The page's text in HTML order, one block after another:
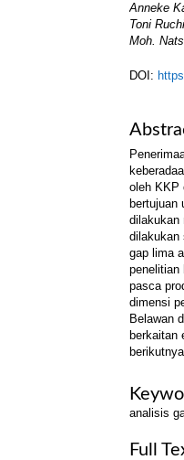
Anneke
Toni
Moh.
DOI:
oleh KKP
bertujuan
dilakukan
dilakukan
gap lima
penelitian
pasca
dimensi
Belawan
berkaitan
analisis
Full